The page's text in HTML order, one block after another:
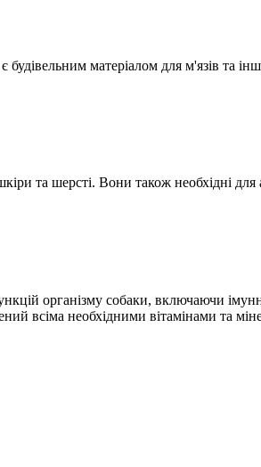
матеріалом для м'язів та
та шерсті. Вони також необхідні для
організму собаки, включаючи
всіма необхідними вітамінами та